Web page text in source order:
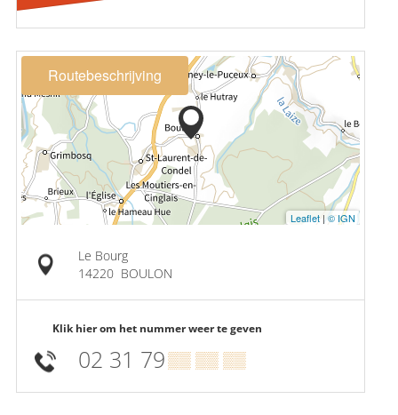
Routebeschrijving
Leaflet|© IGN
Le Bourg
14220 BOULON
Klik hier om het nummer weer te geven
02 31 79▒▒ ▒▒ ▒▒